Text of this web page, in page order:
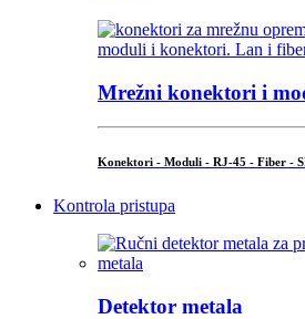
Mrežni konektori i
Konektori - Moduli - RJ-45 - Fiber -
Kontrola pristupa
Detektor metala